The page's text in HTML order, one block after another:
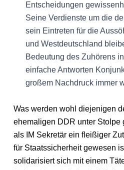
Entscheidungen
Seine Verdienste um die
sein Eintreten für die
und Westdeutschland
Bedeutung des Zuhörens
einfache Antworten
großem Nachdruck immer
Was werden wohl diejenigen
ehemaligen DDR unter Stolpe
als IM Sekretär ein fleißiger
für Staatssicherheit gewesen
solidarisiert sich mit einem